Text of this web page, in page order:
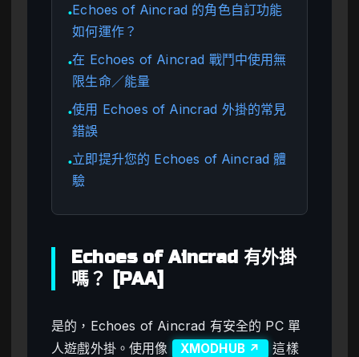
●Echoes of Aincrad 的角色自訂功能
如何運作？
●在 Echoes of Aincrad 戰鬥中使用無
限生命／能量
●使用 Echoes of Aincrad 外掛的常見
錯誤
●立即提升您的 Echoes of Aincrad 體
驗
Echoes of Aincrad 有外掛
嗎？ [PAA]
是的，Echoes of Aincrad 有安全的 PC 單
人遊戲外掛。使用像
XMODHUB ↗
這樣